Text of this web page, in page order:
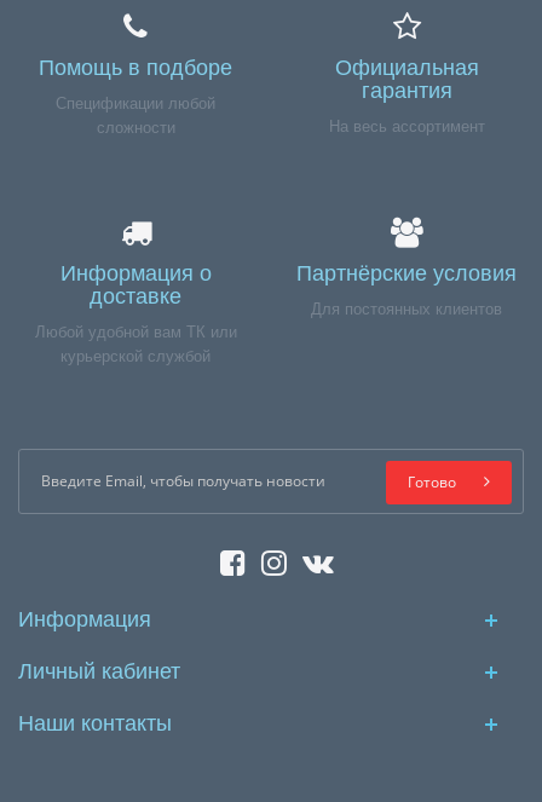
Помощь в подборе
Спецификации любой
сложности
Официальная
гарантия
На весь ассортимент
Информация о
доставке
Любой удобной вам ТК или
курьерской службой
Партнёрские условия
Для постоянных клиентов
Готово
Информация
Личный кабинет
Наши контакты